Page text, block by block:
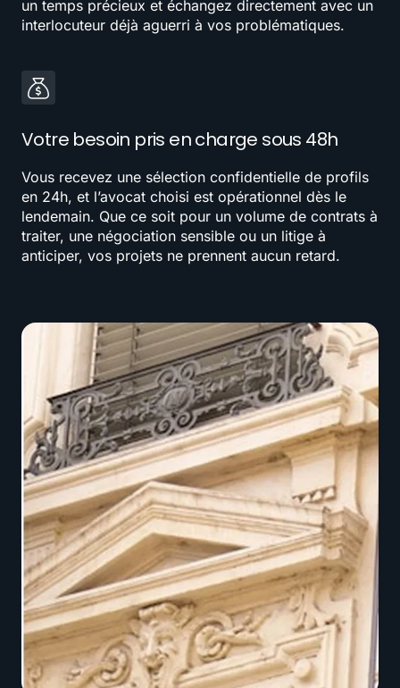
un temps précieux et échangez directement avec un
interlocuteur déjà aguerri à vos problématiques.
Votre besoin pris en charge sous 48h
Vous recevez une sélection confidentielle de profils
en 24h, et l’avocat choisi est opérationnel dès le
lendemain. Que ce soit pour un volume de contrats à
traiter, une négociation sensible ou un litige à
anticiper, vos projets ne prennent aucun retard.